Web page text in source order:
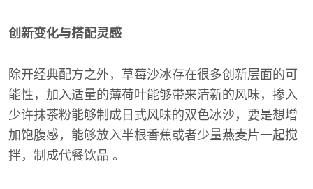
创新变化与搭配灵感
除开经典配方之外，草莓沙冰存在很多创新层面的可
能性，加入适量的薄荷叶能够带来清新的风味，掺入
少许抹茶粉能够制成日式风味的双色冰沙，要是想增
加饱腹感，能够放入半根香蕉或者少量燕麦片一起搅
拌，制成代餐饮品 。